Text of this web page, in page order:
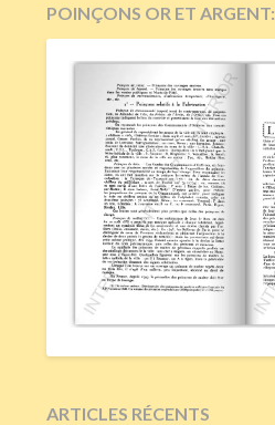
POINÇONS OR ET ARGENT:
ARTICLES RÉCENTS